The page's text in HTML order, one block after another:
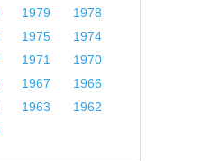
1979
1978
1975
1974
1971
1970
1967
1966
1963
1962